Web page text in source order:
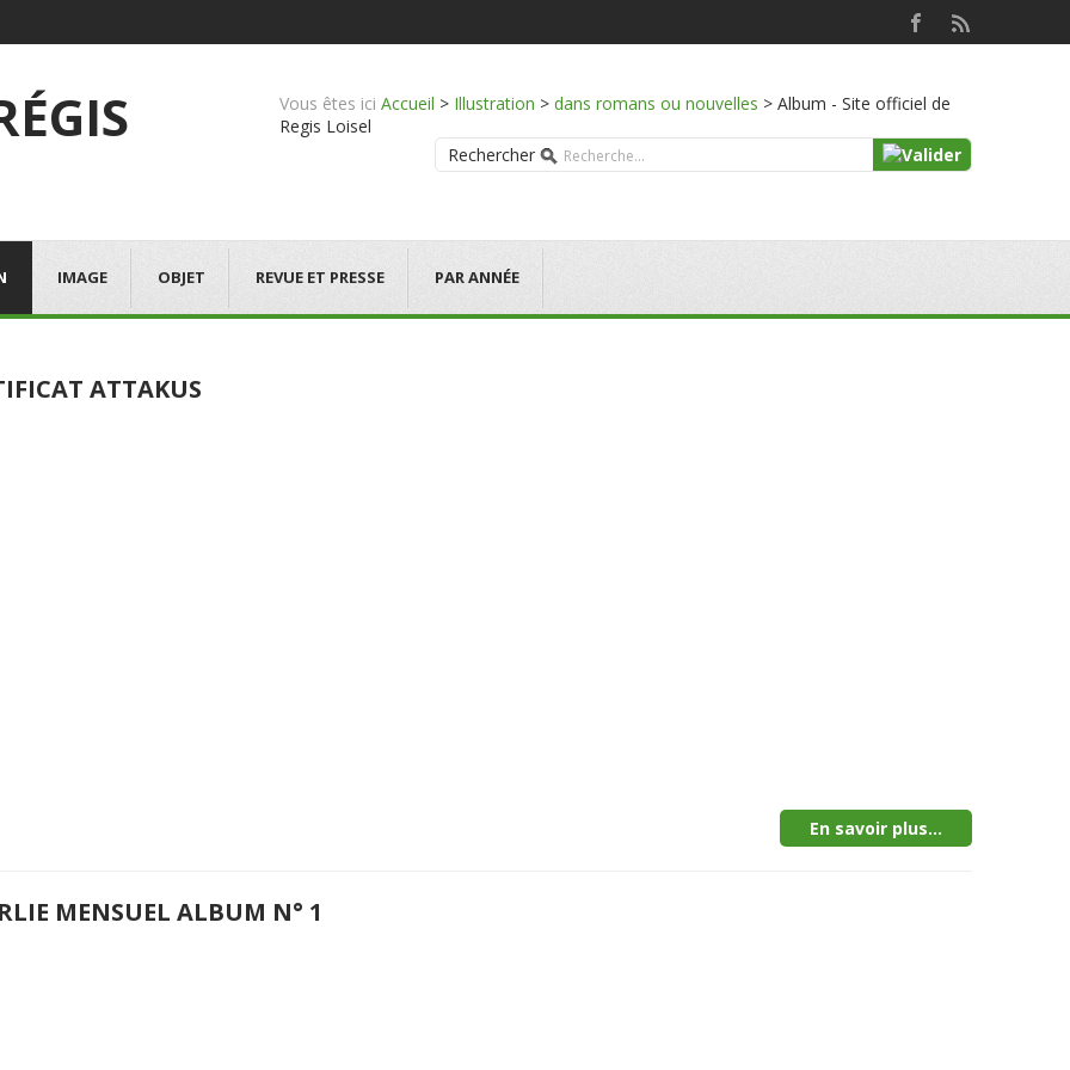
Vous êtes ici Accueil > Illustration > dans romans ou nouvelles > Album - Site officiel de
Regis Loisel
Rechercher
IMAGE OBJET REVUE ET PRESSE PAR ANNÉE
ATTAKUS
En savoir plus...
MENSUEL ALBUM N° 1